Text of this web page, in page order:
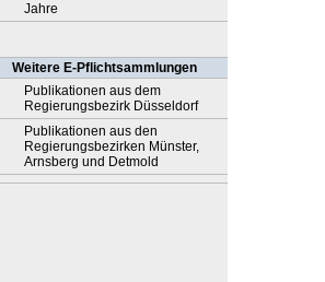
Jahre
Weitere E-Pflichtsammlungen
Publikationen aus dem
Regierungsbezirk Düsseldorf
Publikationen aus den
Regierungsbezirken Münster,
Arnsberg und Detmold